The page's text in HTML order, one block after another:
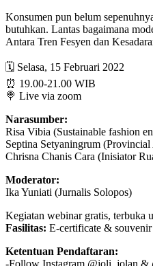
Konsumen pun belum
butuhkan. Lantas bagaimana
Antara Tren Fesyen dan
🗓 Selasa, 15 Februari 2022
⏰ 19.00-21.00 WIB
🍭 Live via zoom
Narasumber:
Risa Vibia (Sustainable fashion
Septina Setyaningrum
Chrisna Chanis Cara (Inisiator
Moderator:
Ika Yuniati (Jurnalis Solopos)
Kegiatan webinar gratis, terbuka
Fasilitas: E-certificate &
Ketentuan Pendaftaran:
-Follow Instagram @joli_jolan &